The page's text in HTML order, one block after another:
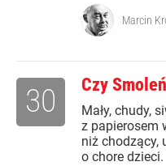
Marcin
Czy
Mały, chudy,
z papierosem
niż chodzący,
o chore dzieci.
30